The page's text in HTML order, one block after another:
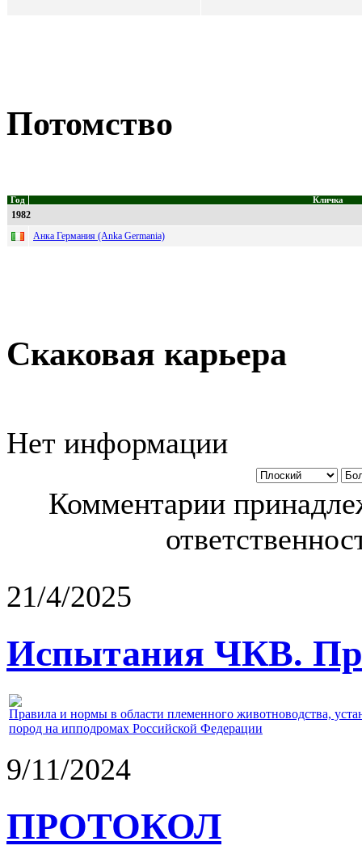
Потомство
Год Кличка
1982
Анка Германия (Anka Germania)
Скаковая карьера
Нет информации
Комментарии
21/4/2025
Испытания ЧКВ.
Правила и нормы в области племенного животноводства,
пород на ипподромах Российской Федерации
9/11/2024
ПРОТОКОЛ